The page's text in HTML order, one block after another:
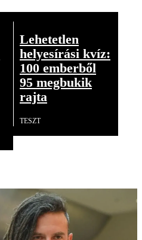
Lehetetlen
helyesírási kvíz:
100 emberből
95 megbukik
rajta
TESZT